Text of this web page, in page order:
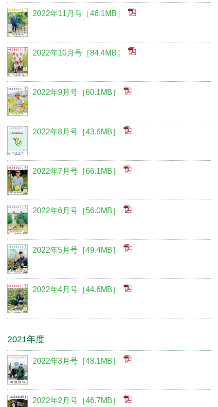
2022年11月号［46.1MB］
2022年10月号［84.4MB］
2022年9月号［60.1MB］
2022年8月号［43.6MB］
2022年7月号［66.1MB］
2022年6月号［56.0MB］
2022年5月号［49.4MB］
2022年4月号［44.6MB］
2021年度
2022年3月号［48.1MB］
2022年2月号［46.7MB］